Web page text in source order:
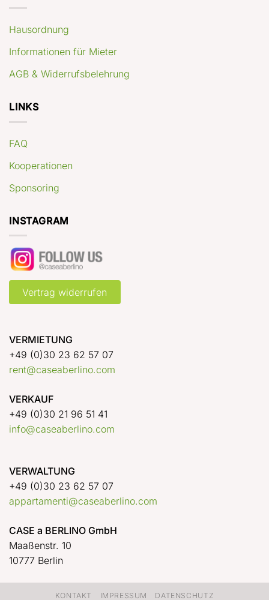
Hausordnung
Informationen für Mieter
AGB & Widerrufsbelehrung
LINKS
FAQ
Kooperationen
Sponsoring
INSTAGRAM
Vertrag widerrufen
VERMIETUNG
+49 (0)30 23 62 57 07
rent@caseaberlino.com
VERKAUF
+49 (0)30 21 96 51 41
info@caseaberlino.com
VERWALTUNG
+49 (0)30 23 62 57 07
appartamenti@caseaberlino.com
CASE a BERLINO GmbH
Maaßenstr. 10
10777 Berlin
KONTAKT IMPRESSUM DATENSCHUTZ